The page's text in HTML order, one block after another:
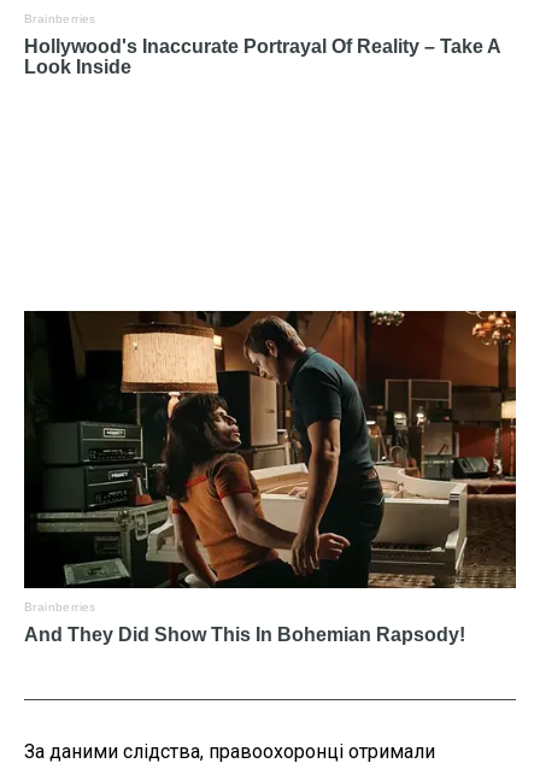
За даними слідства, правоохоронці отримали